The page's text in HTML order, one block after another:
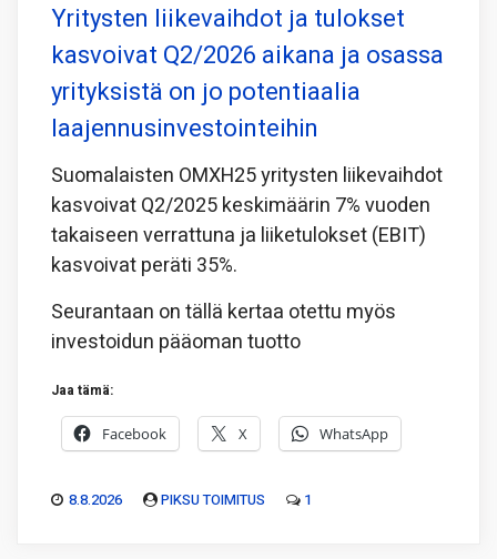
Yritysten liikevaihdot ja tulokset
kasvoivat Q2/2026 aikana ja osassa
yrityksistä on jo potentiaalia
laajennusinvestointeihin
Suomalaisten OMXH25 yritysten liikevaihdot
kasvoivat Q2/2025 keskimäärin 7% vuoden
takaiseen verrattuna ja liiketulokset (EBIT)
kasvoivat peräti 35%.
Seurantaan on tällä kertaa otettu myös
investoidun pääoman tuotto
Jaa tämä:
Facebook X WhatsApp
8.8.2026 PIKSU TOIMITUS 1